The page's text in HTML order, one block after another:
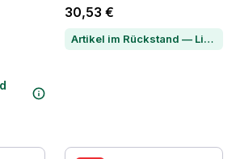
30,53 €
Artikel im Rückstand — Lieferzeit per Chat erfragen